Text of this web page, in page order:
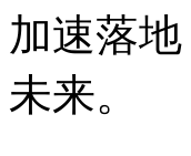
加速落
未来。